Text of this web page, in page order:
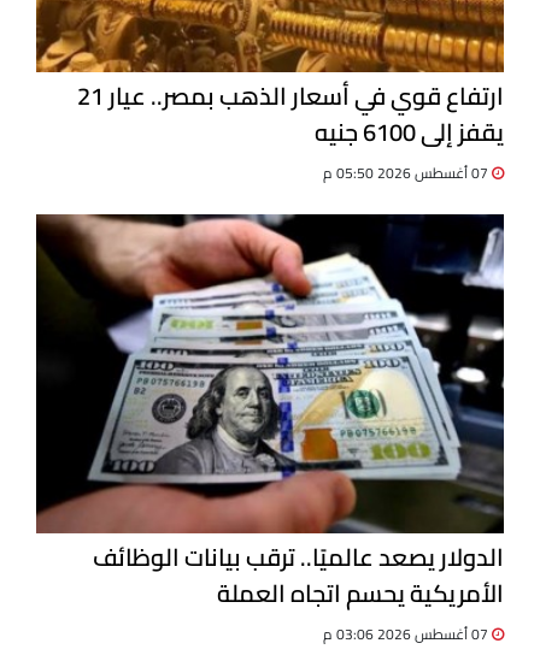
ارتفاع قوي في أسعار الذهب بمصر.. عيار 21
يقفز إلى 6100 جنيه
الدولار يصعد عالميًا.. ترقب بيانات الوظائف
الأمريكية يحسم اتجاه العملة